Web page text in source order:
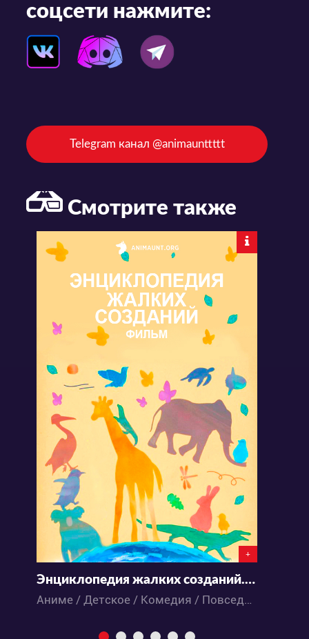
соцсети нажмите:
Telegram канал @animaunttttt
Смотрите также
+
Энциклопедия жалких созданий. Фильм
Аниме / Детское / Комедия / Повседневность